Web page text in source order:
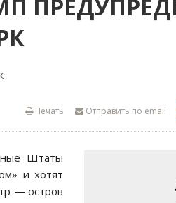
Отправить по email
Печать
Штаты
и хотят
— остров